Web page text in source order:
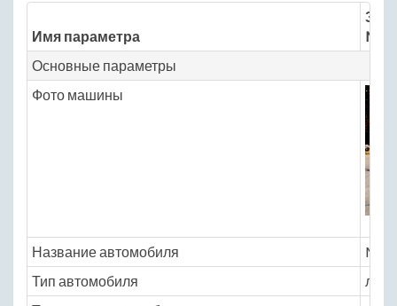
Имя параметра
Основные параметры
Фото машины
Название автомобиля
Тип автомобиля